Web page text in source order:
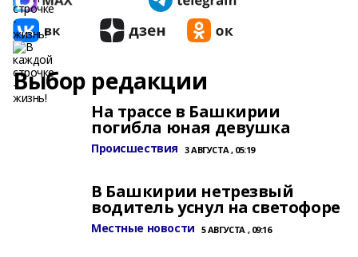
Выбор редакции
На трассе в Башкирии
погибла юная девушка
Происшествия 3 АВГУСТА , 05:19
В Башкирии нетрезвый
водитель уснул на светофоре
Местные новости 5 АВГУСТА , 09:16